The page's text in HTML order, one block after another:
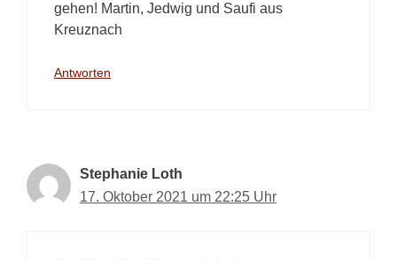
gehen! Martin, Jedwig und Saufi aus
Kreuznach
Antworten
Stephanie Loth
17. Oktober 2021 um 22:25 Uhr